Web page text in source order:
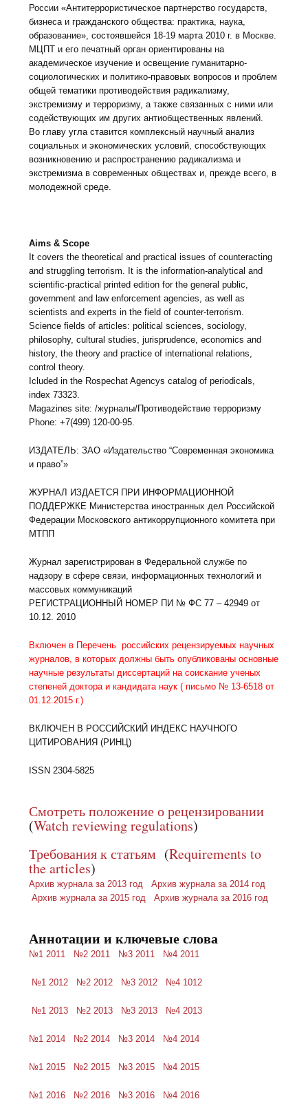
России «Антитеррористическое партнерство государств,
бизнеса и гражданского общества: практика, наука,
образование», состоявшейся 18-19 марта 2010 г. в Москве.
МЦПТ и его печатный орган ориентированы на
академическое изучение и освещение гуманитарно-
социологических и политико-правовых вопросов и проблем
общей тематики противодействия радикализму,
экстремизму и терроризму, а также связанных с ними или
содействующих им других антиобщественных явлений.
Во главу угла ставится комплексный научный анализ
социальных и экономических условий, способствующих
возникновению и распространению радикализма и
экстремизма в современных обществах и, прежде всего, в
молодежной среде.
Aims & Scope
It covers the theoretical and practical issues of counteracting
and struggling terrorism. It is the information-analytical and
scientific-practical printed edition for the general public,
government and law enforcement agencies, as well as
scientists and experts in the field of counter-terrorism.
Science fields of articles: political sciences, sociology,
philosophy, cultural studies, jurisprudence, economics and
history, the theory and practice of international relations,
control theory.
Icluded in the Rospechat Agencys catalog of periodicals,
index 73323.
Magazines site: /журналы/Противодействие терроризму
Phone: +7(499) 120-00-95.
ИЗДАТЕЛЬ: ЗАО «Издательство “Современная экономика
и право”»
ЖУРНАЛ ИЗДАЕТСЯ ПРИ ИНФОРМАЦИОННОЙ
ПОДДЕРЖКЕ Министерства иностранных дел Российской
Федерации Московского антикоррупционного комитета при
МТПП
Журнал зарегистрирован в Федеральной службе по
надзору в сфере связи, информационных технологий и
массовых коммуникаций
РЕГИСТРАЦИОННЫЙ НОМЕР ПИ № ФС 77 – 42949 от
10.12. 2010
Включен в Перечень российских рецензируемых научных
журналов, в которых должны быть опубликованы основные
научные результаты диссертаций на соискание ученых
степеней доктора и кандидата наук ( письмо № 13-6518 от
01.12.2015 г.)
ВКЛЮЧЕН В РОССИЙСКИЙ ИНДЕКС НАУЧНОГО
ЦИТИРОВАНИЯ (РИНЦ)
ISSN 2304-5825
Смотреть положение о рецензировании
(Watch reviewing regulations)
Требования к статьям (Requirements to
the articles)
Архив журнала за 2013 год
Архив журнала за 2014 год
Архив журнала за 2015 год
Архив журнала за 2016 год
Аннотации и ключевые слова
№1 2011 №2 2011 №3 2011 №4 2011
№1 2012 №2 2012 №3 2012 №4 1012
№1 2013 №2 2013 №3 2013 №4 2013
№1 2014 №2 2014 №3 2014 №4 2014
№1 2015 №2 2015 №3 2015 №4 2015
№1 2016 №2 2016 №3 2016 №4 2016